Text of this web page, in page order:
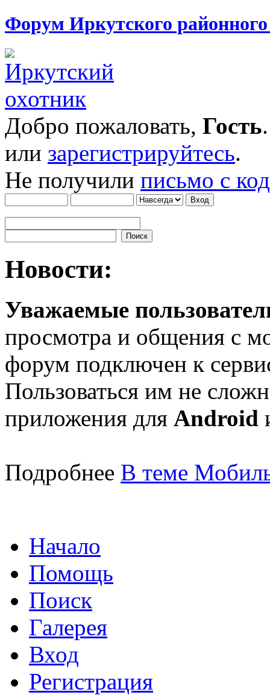
Форум Иркутского
Добро пожаловать, Гость
или зарегистрируйтесь.
Не получили письмо с
Новости:
Уважаемые
просмотра и общения с
форум подключен к
Пользоваться им не
приложения для Android
Подробнее В теме
Начало
Помощь
Поиск
Галерея
Вход
Регистрация